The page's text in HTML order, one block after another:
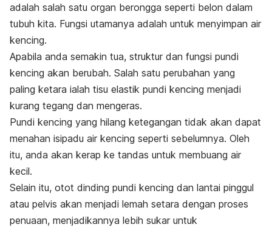
adalah salah satu organ berongga seperti belon dalam
tubuh kita. Fungsi utamanya adalah untuk menyimpan air
kencing.
Apabila anda semakin tua, struktur dan fungsi pundi
kencing akan berubah. Salah satu perubahan yang
paling ketara ialah tisu elastik pundi kencing menjadi
kurang tegang dan mengeras.
Pundi kencing yang hilang ketegangan tidak akan dapat
menahan isipadu air kencing seperti sebelumnya. Oleh
itu, anda akan kerap ke tandas untuk membuang air
kecil.
Selain itu, otot dinding pundi kencing dan lantai pinggul
atau pelvis akan menjadi lemah setara dengan proses
penuaan, menjadikannya lebih sukar untuk